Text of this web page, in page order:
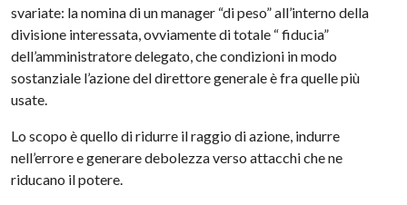
svariate: la nomina di un manager “di peso” all’interno della
divisione interessata, ovviamente di totale “ fiducia”
dell’amministratore delegato, che condizioni in modo
sostanziale l’azione del direttore generale è fra quelle più
usate.
Lo scopo è quello di ridurre il raggio di azione, indurre
nell’errore e generare debolezza verso attacchi che ne
riducano il potere.